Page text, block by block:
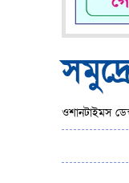
ওশানটাইমস